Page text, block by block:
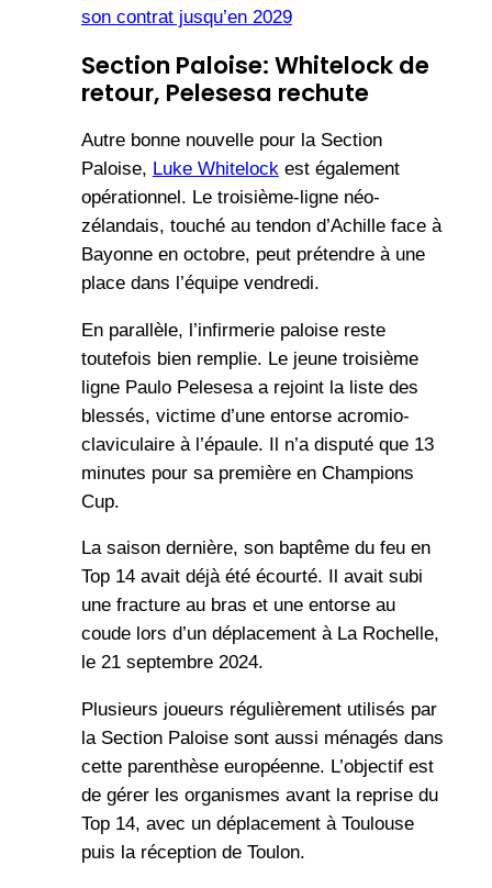
son contrat jusqu’en 2029
Section Paloise: Whitelock de
retour, Pelesesa rechute
Autre bonne nouvelle pour la Section
Paloise, Luke Whitelockest également
opérationnel. Le troisième-ligne néo-
zélandais, touché au tendon d’Achille face à
Bayonne en octobre, peut prétendre à une
place dans l’équipe vendredi.
En parallèle, l’infirmerie paloise reste
toutefois bien remplie. Le jeune troisième
ligne Paulo Pelesesa a rejoint la liste des
blessés, victime d’une entorse acromio-
claviculaire à l’épaule. Il n’a disputé que 13
minutes pour sa première en Champions
Cup.
La saison dernière, son baptême du feu en
Top 14 avait déjà été écourté. Il avait subi
une fracture au bras et une entorse au
coude lors d’un déplacement à La Rochelle,
le 21 septembre 2024.
Plusieurs joueurs régulièrement utilisés par
la Section Paloise sont aussi ménagés dans
cette parenthèse européenne. L’objectif est
de gérer les organismes avant la reprise du
Top 14, avec un déplacement à Toulouse
puis la réception de Toulon.